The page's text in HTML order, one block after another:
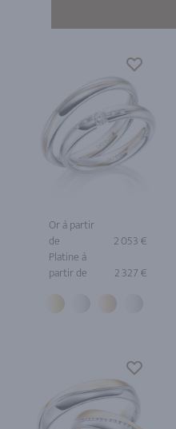
Or à partir
de
2 053 €
Platine à
partir de
2 327 €